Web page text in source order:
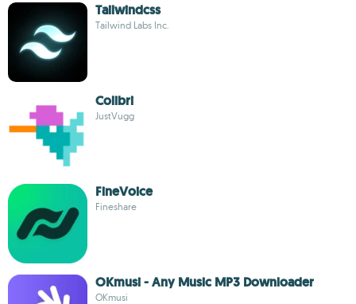
Tailwindcss
Tailwind Labs Inc.
Colibri
JustVugg
FineVoice
Fineshare
OKmusi - Any Music MP3 Downloader
OKmusi